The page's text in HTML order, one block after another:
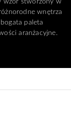
wnętrza
paleta
aranżacyjne.